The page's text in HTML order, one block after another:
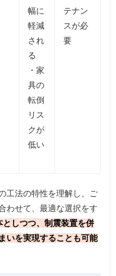
幅に
軽減
され
る
・家
具の
転倒
リス
クが
低い
テナン
スが必
要
工法の特性を理解し、ご
わせて、最適な選択をす
としつつ、制震装置を併
いを実現することも可能